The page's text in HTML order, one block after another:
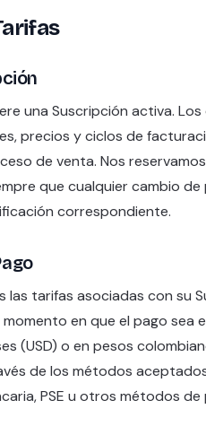
una Suscripción activa.
precios y ciclos de
de venta. Nos
que cualquier cambio
correspondiente.
tarifas asociadas con su
en que el pago sea
(USD) o en pesos
de los métodos
PSE u otros métodos